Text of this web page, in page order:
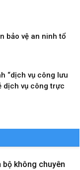
bảo vệ an ninh tổ
“dịch vụ công lưu
dịch vụ công trực
không chuyên